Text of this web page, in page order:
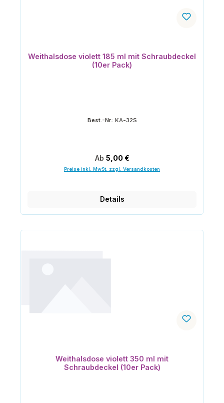
Weithalsdose violett 185 ml mit Schraubdeckel
(10er Pack)
Best.-Nr.: KA-32S
Regulärer Preis:
Ab 5,00 €
Preise inkl. MwSt. zzgl. Versandkosten
Details
Weithalsdose violett 350 ml mit
Schraubdeckel (10er Pack)